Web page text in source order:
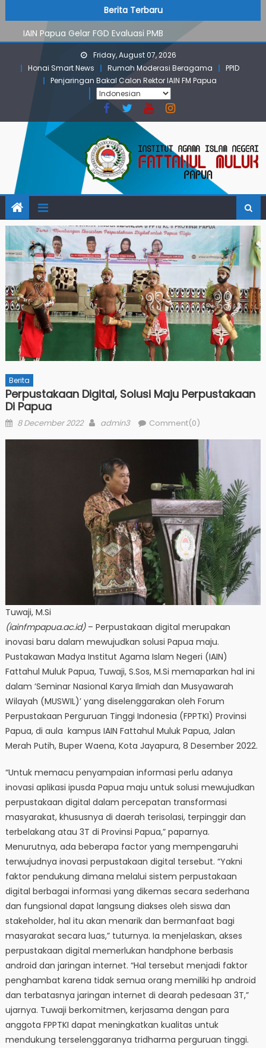
to
content
Berita Terbaru
IAIN Papua Gelar FGD Evaluasi PMB
KKN IAIN Papua: Kelompok Skow Sae Kolaborasi dengan
KKN UGM dan Uncen
Para Mahasiswa PGMI IAIN Papua Tembus Jurnal
Terindeks Google Scholar
Pembekalan KKN: Bangun Komunikasi Aktif dengan
Masyarakat
PMB Jalur Mandiri: Peserta Ujian Dari Lanny Jaya Hingga
Maluku
Friday, August 07, 2026
Honai Smart News
Rumah Moderasi Beragama
PPID
Penjaringan Bakal Calon Rektor IAIN FM Papua
Berita
Perpustakaan Digital, Solusi Maju Perpustakaan
Di Papua
Posted
8 December 2022 Author
admin3 Comment(0)
Tuwaji, M.Si
(iainfmpapua.ac.id)– Perpustakaan digital merupakan
inovasi baru dalam mewujudkan solusi Papua maju.
Pustakawan Madya Institut Agama Islam Negeri (IAIN)
Fattahul Muluk Papua, Tuwaji, S.Sos, M.Si memaparkan hal ini
dalam ‘Seminar Nasional Karya Ilmiah dan Musyawarah
Wilayah (MUSWIL)’ yang diselenggarakan oleh Forum
Perpustakaan Perguruan Tinggi Indonesia (FPPTKI) Provinsi
Papua, di aula kampus IAIN Fattahul Muluk Papua, Jalan
Merah Putih, Buper Waena, Kota Jayapura, 8 Desember 2022.
“Untuk memacu penyampaian informasi perlu adanya
inovasi aplikasi ipusda Papua maju untuk solusi mewujudkan
perpustakaan digital dalam percepatan transformasi
masyarakat, khususnya di daerah terisolasi, terpinggir dan
terbelakang atau 3T di Provinsi Papua,” paparnya.
Menurutnya, ada beberapa factor yang mempengaruhi
terwujudnya inovasi perpustakaan digital tersebut. “Yakni
faktor pendukung dimana melalui sistem perpustakaan
digital berbagai informasi yang dikemas secara sederhana
dan fungsional dapat langsung diakses oleh siswa dan
stakeholder, hal itu akan menarik dan bermanfaat bagi
masyarakat secara luas,” tuturnya. Ia menjelaskan, akses
perpustakaan digital memerlukan handphone berbasis
android dan jaringan internet. “Hal tersebut menjadi faktor
penghambat karena tidak semua orang memiliki hp android
dan terbatasnya jaringan internet di dearah pedesaan 3T,”
ujarnya. Tuwaji berkomitmen, kerjasama dengan para
anggota FPPTKI dapat meningkatkan kualitas untuk
mendukung terselenggaranya tridharma perguruan tinggi.